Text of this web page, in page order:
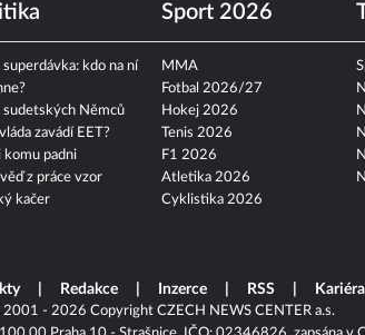
superdávka: kdo na ní
sudetských Němců
zavádí EET?
komu padni
z práce vzor
kačer
Sport 2026
MMA
Fotbal 2026/27
Hokej 2026
Tenis 2026
F1 2026
Atletika 2026
Cyklistika 2026
Redakce Inzerce RSS Kariéra
- 2026 Copyright CZECH NEWS CENTER a.s.